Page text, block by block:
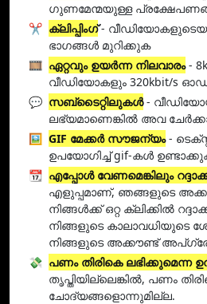
ഗുണമേന്മയുള്ള
✂️ ക്ലിപ്പിംഗ്-
ഭാഗങ്ങൾ മുറിക്കുക
🎞️ ഏറ്റവും ഉയർന്ന നിലവാരം-
വീഡിയോകളും 320kbit/s
💬 സബ്ടൈറ്റിലുകൾ-
ലഭ്യമാണെങ്കിൽ അവ
🖼️ GIF മേക്കർ സൗജന്യം-
ഉപയോഗിച്ച് gif-കൾ
📆 എപ്പോൾ വേണമെങ്കിലും
എളുപ്പമാണ്, ഞങ്ങളുടെ
നിങ്ങൾക്ക് ഒറ്റ ക്ലിക്കിൽ
നിങ്ങളുടെ കാലാവധിയുടെ
നിങ്ങളുടെ അക്കൗണ്ട്
💸 പണം തിരികെ ലഭിക്കുമെന്ന
തൃപ്തിയില്ലെങ്കിൽ, പണം
ചോദ്യങ്ങളൊന്നുമില്ല.